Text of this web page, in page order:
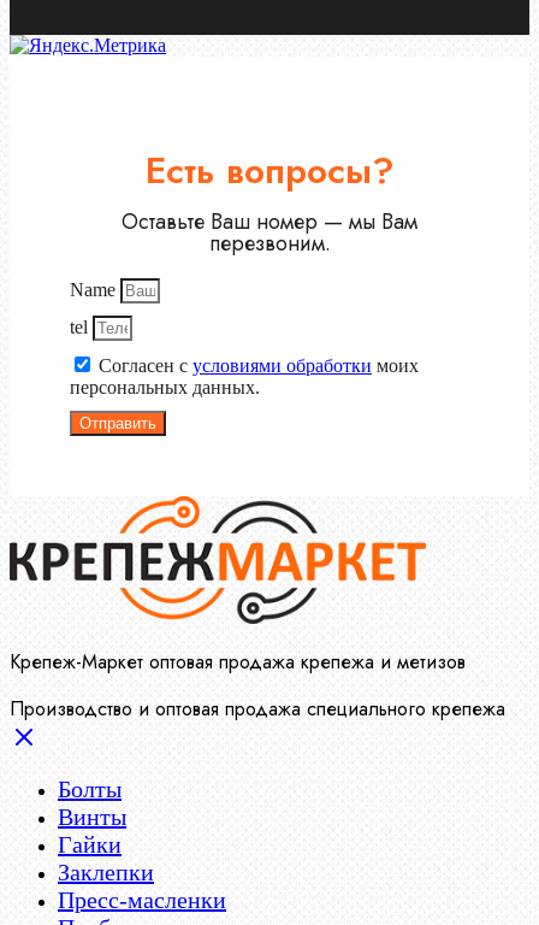
Есть вопросы?
Оставьте Ваш номер — мы Вам
перезвоним.
Name
tel
Согласен с условиями обработки моих
персональных данных.
Отправить
Крепеж-Маркет оптовая продажа крепежа и метизов
Производство и оптовая продажа специального крепежа
Болты
Винты
Гайки
Заклепки
Пресс-масленки